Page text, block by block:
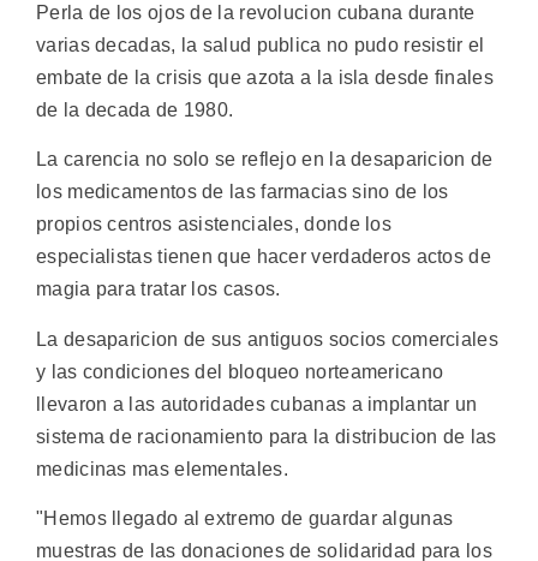
Perla de los ojos de la revolucion cubana durante
varias decadas, la salud publica no pudo resistir el
embate de la crisis que azota a la isla desde finales
de la decada de 1980.
La carencia no solo se reflejo en la desaparicion de
los medicamentos de las farmacias sino de los
propios centros asistenciales, donde los
especialistas tienen que hacer verdaderos actos de
magia para tratar los casos.
La desaparicion de sus antiguos socios comerciales
y las condiciones del bloqueo norteamericano
llevaron a las autoridades cubanas a implantar un
sistema de racionamiento para la distribucion de las
medicinas mas elementales.
"Hemos llegado al extremo de guardar algunas
muestras de las donaciones de solidaridad para los